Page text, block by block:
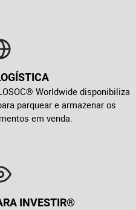
Worldwide disponibiliza
parquear e armazenar os
em venda.
INVESTIR®